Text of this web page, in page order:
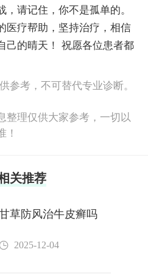
请记住，你不是孤单的。
医疗帮助，坚持治疗，相信
己的晴天！ 祝愿各位患者都
参考，不可替代专业诊断。
整理仅供大家参考，一切以
！
关推荐
草防风治牛皮癣吗
2025-12-04